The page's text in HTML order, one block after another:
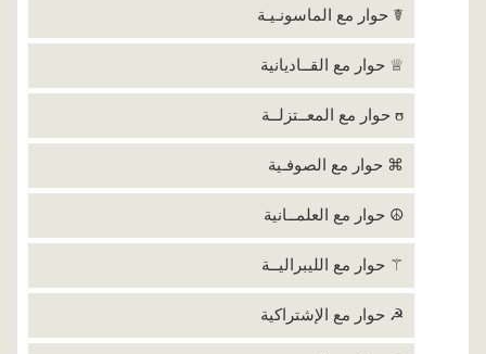
☤ حوار مع الماسونـيـة
♕ حوار مع القــاديانية
ʊ حوار مع المعــتزلــة
⌘ حوار مع الصوفـية
☮ حوار مع العلمــانية
⚚ حوار مع الليبراليــة
☭ حوار مع الإشتراكية